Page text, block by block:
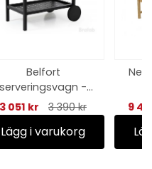
Belfort
serveringsvagn -
svart
3 051 kr 3 390 kr
Lägg i varukorg
9